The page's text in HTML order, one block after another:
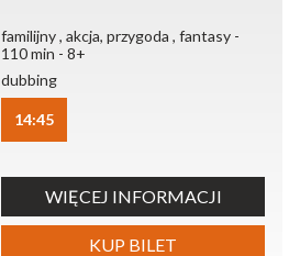
familijny , akcja, przygoda , fantasy -
110 min - 8+
dubbing
14:45
WIĘCEJ INFORMACJI
KUP BILET